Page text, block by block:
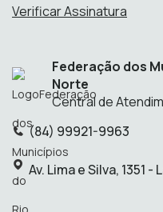
Verificar Assinatura
Federação dos
Norte
Central de
Telefone:
(84) 99921-9963
Endereço:
Av. Lima e Silva, 1351